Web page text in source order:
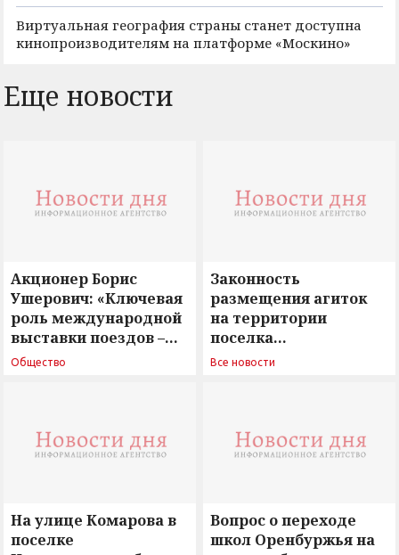
Виртуальная география страны станет доступна
кинопроизводителям на платформе «Москино»
Еще новости
Акционер Борис
Ушерович: «Ключевая
роль международной
выставки поездов –
поиск ответов на
Общество
Законность
размещения агиток
на территории
поселка
Новосергиевка
Все новости
На улице Комарова в
поселке
Вопрос о переходе
школ Оренбуржья на